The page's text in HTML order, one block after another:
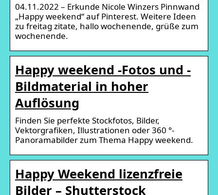
04.11.2022 – Erkunde Nicole Winzers Pinnwand
„Happy weekend“ auf Pinterest. Weitere Ideen
zu freitag zitate, hallo wochenende, grüße zum
wochenende.
Happy weekend -Fotos und -
Bildmaterial in hoher
Auflösung
Finden Sie perfekte Stockfotos, Bilder,
Vektorgrafiken, Illustrationen oder 360 °-
Panoramabilder zum Thema Happy weekend.
Happy Weekend lizenzfreie
Bilder – Shutterstock